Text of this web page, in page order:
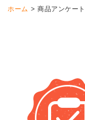
ホーム 商品アンケート